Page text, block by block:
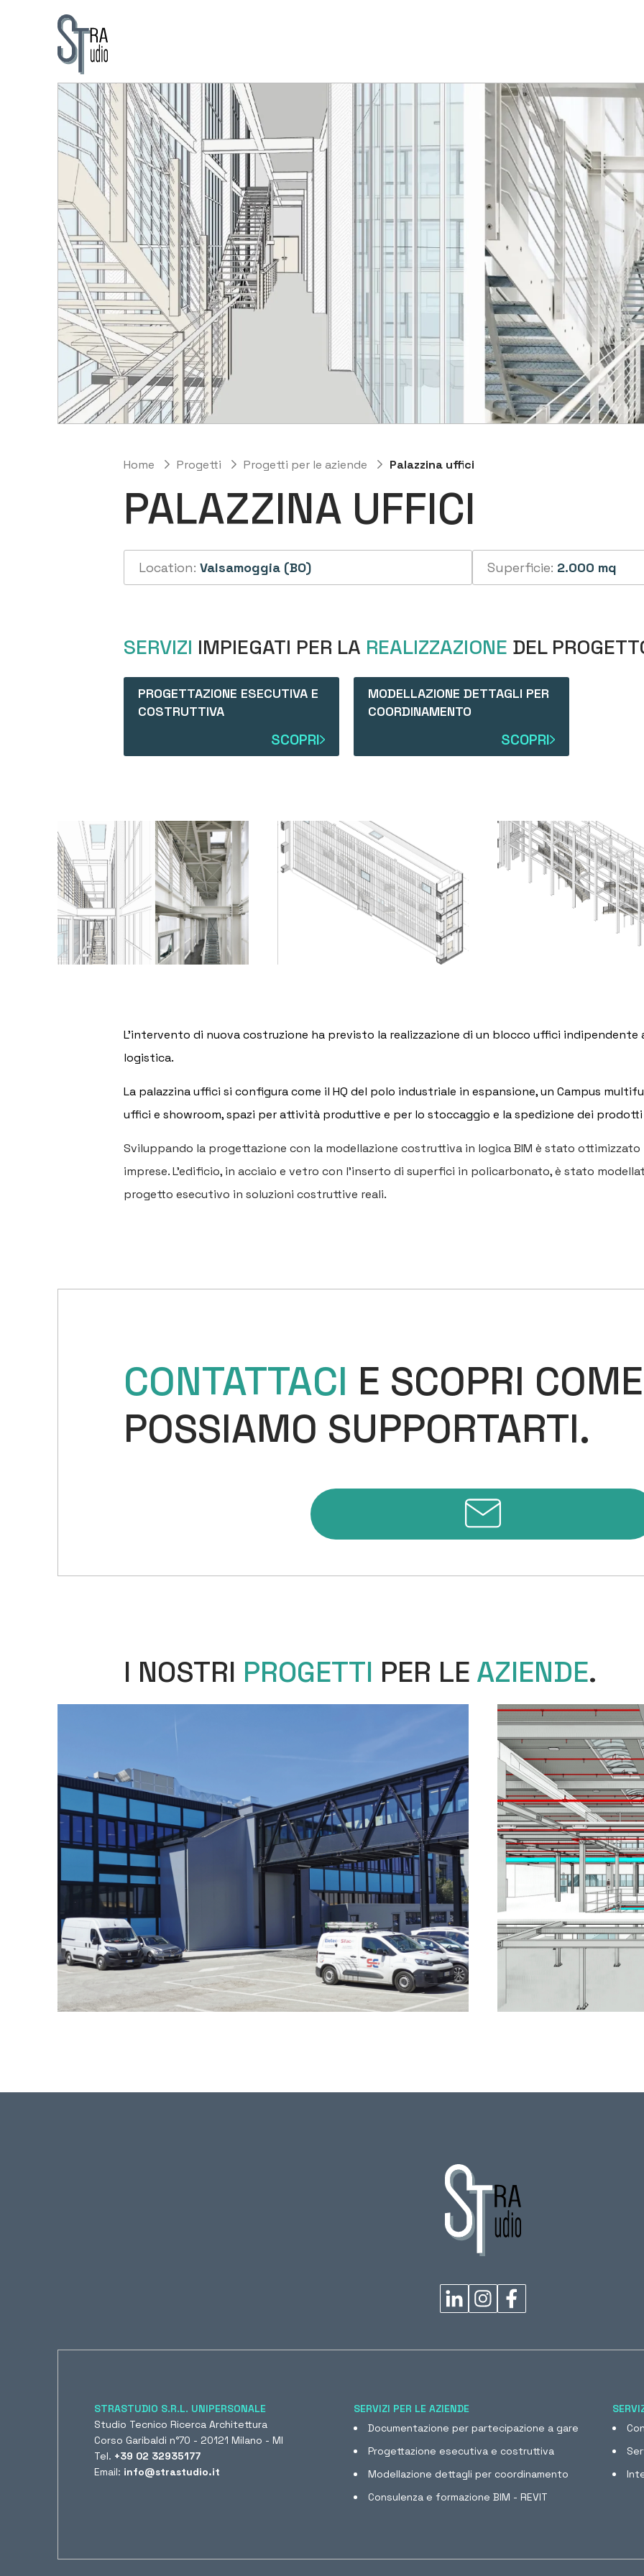
Home Progetti Progetti per le aziende Palazzina uffici
PALAZZINA UFFICI
Location: Valsamoggia (BO) Superficie: 2.000 mq
SERVIZI IMPIEGATI PER LA REALIZZAZIONE DEL
PROGETTAZIONE ESECUTIVA E
COSTRUTTIVA
SCOPRI
MODELLAZIONE DETTAGLI PER
COORDINAMENTO
SCOPRI
L'intervento di nuova costruzione ha previsto la realizzazione di un blocco uffici indipendente
logistica.
La palazzina uffici si configura come il HQ del polo industriale in espansione, un Campus
uffici e showroom, spazi per attività produttive e per lo stoccaggio e la spedizione dei
Sviluppando la progettazione con la modellazione costruttiva in logica BIM è stato
imprese. L’edificio, in acciaio e vetro con l’inserto di superfici in policarbonato, è stato
progetto esecutivo in soluzioni costruttive reali.
CONTATTACI E SCOPRI COME
POSSIAMO SUPPORTARTI.
PROGETTI
I NOSTRI PROGETTI PER LE AZIENDE.
STRASTUDIO S.R.L. UNIPERSONALE
Studio Tecnico Ricerca Architettura
Corso Garibaldi n°70 - 20121 Milano - MI
Tel. +39 02 32935177
Email: info@strastudio.it
SERVIZI PER LE AZIENDE
Documentazione per partecipazione a gare
Progettazione esecutiva e costruttiva
Modellazione dettagli per coordinamento
Consulenza e formazione BIM - REVIT